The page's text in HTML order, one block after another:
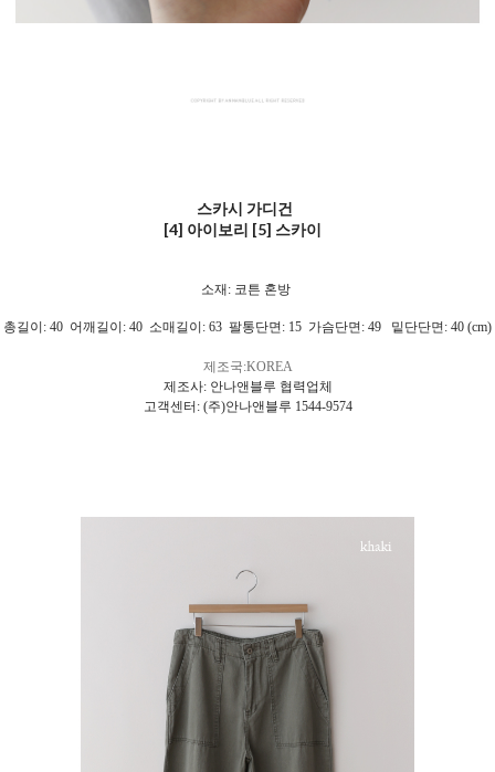
스카시 가디건
[4] 아이보리 [5] 스카이
소재: 코튼 혼방
총길이: 40 어깨길이: 40 소매길이: 63 팔통단면: 15 가슴단면: 49 밑단단면: 40 (cm)
제조국:KOREA
제조사: 안나앤블루 협력업체
고객센터: (주)안나앤블루 1544-9574